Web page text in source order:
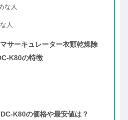
な人
人
サーキュレーター衣類乾燥除
K80の特徴
K80の価格や最安値は？